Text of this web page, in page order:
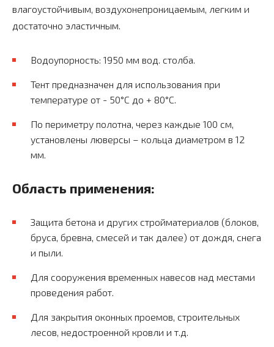
влагоустойчивым, воздухонепроницаемым, легким и
достаточно эластичным.
Водоупорность: 1950 мм вод. столба.
Тент предназначен для использования при
температуре от - 50°C до + 80°C.
По периметру полотна, через каждые 100 см,
установлены люверсы – кольца диаметром в 12
мм.
Область применения:
Защита бетона и других стройматериалов (блоков,
бруса, бревна, смесей и так далее) от дождя, снега
и пыли.
Для сооружения временных навесов над местами
проведения работ.
Для закрытия оконных проемов, строительных
лесов, недостроенной кровли и т.д.